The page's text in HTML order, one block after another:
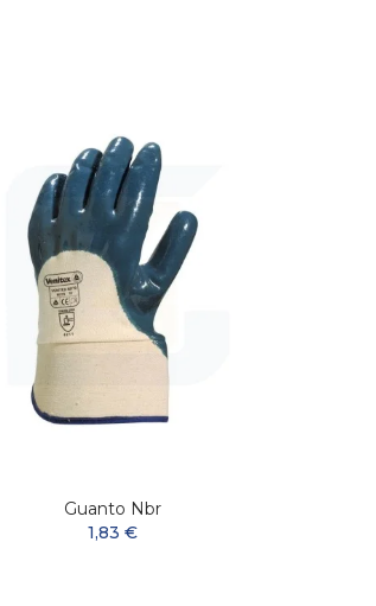
Guanto Nbr
1,83 €